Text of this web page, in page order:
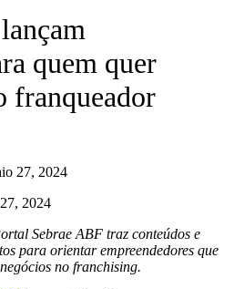
quem quer
franqueador
27, 2024
2024
Sebrae ABF traz conteúdos e
para orientar empreendedores que
no franchising.